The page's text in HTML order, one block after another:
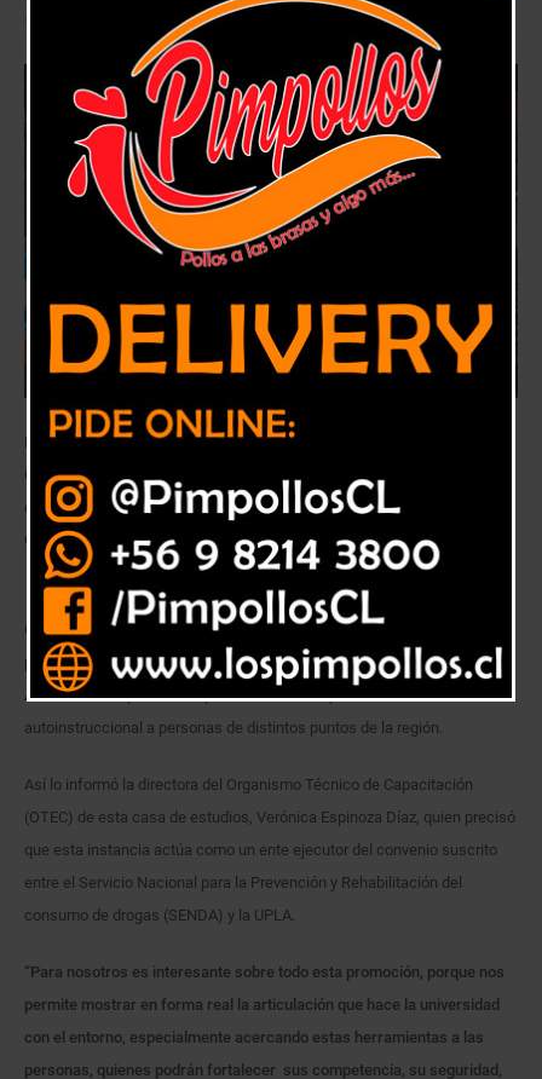
Región
Formación autoinstruccional lo ejecuta el Organismo Técnico de
Capacitación de la universidad, en el marco de un convenio suscrito
entre la universidad y dicho servicio en la Región Valparaíso.
Colaborarán profesionales de la Facultad de Educación.
Con el objetivo de brindar herramientas y competencias laborales a
personas en proceso de integración social, la Universidad de Playa
Ancha inició la primera etapa del curso de capacitación
autoinstruccional a personas de distintos puntos de la región.
Así lo informó la directora del Organismo Técnico de Capacitación
(OTEC) de esta casa de estudios, Verónica Espinoza Díaz, quien precisó
que esta instancia actúa como un ente ejecutor del convenio suscrito
entre el Servicio Nacional para la Prevención y Rehabilitación del
consumo de drogas (SENDA) y la UPLA.
“Para nosotros es interesante sobre todo esta promoción, porque nos
permite mostrar en forma real la articulación que hace la universidad
con el entorno, especialmente acercando estas herramientas a las
personas, quienes podrán fortalecer sus competencia, su seguridad,